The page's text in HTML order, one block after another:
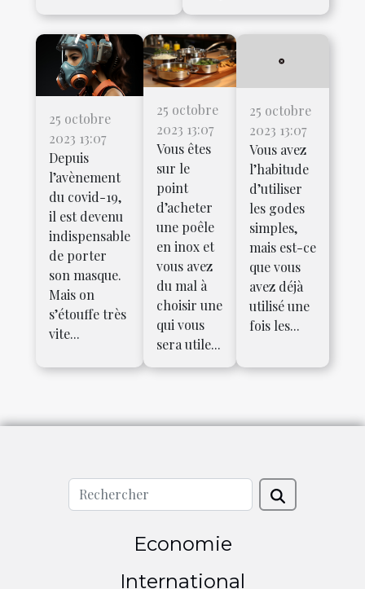
25 octobre
2023 13:07
Depuis
l’avènement
du covid-19,
il est devenu
indispensable
de porter
son masque.
Mais on
s’étouffe très
vite...
25 octobre
2023 13:07
Vous êtes
sur le
point
d’acheter
une poêle
en inox et
vous avez
du mal à
choisir une
qui vous
sera utile...
25 octobre
2023 13:07
Vous avez
l’habitude
d’utiliser
les godes
simples,
mais est-ce
que vous
avez déjà
utilisé une
fois les...
Economie
International